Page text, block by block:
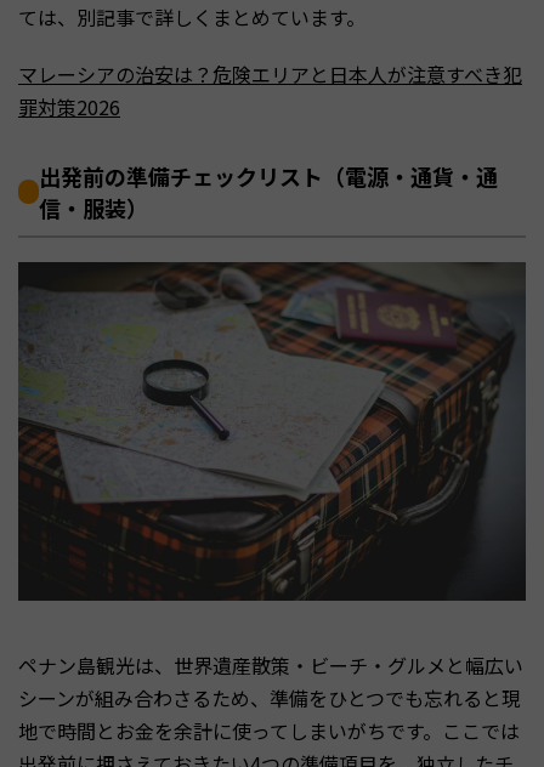
ては、別記事で詳しくまとめています。
マレーシアの治安は？危険エリアと日本人が注意すべき犯
罪対策2026
出発前の準備チェックリスト（電源・通貨・通
信・服装）
ペナン島観光は、世界遺産散策・ビーチ・グルメと幅広い
シーンが組み合わさるため、準備をひとつでも忘れると現
地で時間とお金を余計に使ってしまいがちです。ここでは